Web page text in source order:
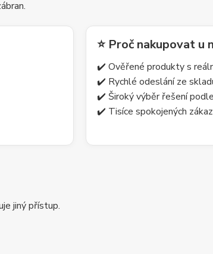
⭐ Proč nakupovat u
✔️ Ověřené produkty s
✔️ Rychlé odeslání ze
✔️ Široký výběr řešení
✔️ Tisíce spokojených
jiný přístup.